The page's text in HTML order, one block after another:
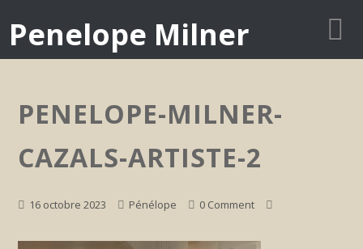
Penelope Milner
PENELOPE-MILNER-
CAZALS-ARTISTE-2
16 octobre 2023 Pénélope 0 Comment